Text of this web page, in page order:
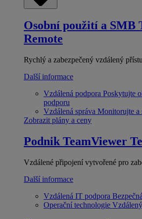
Osobní použití a SMB
Remote
Rychlý a zabezpečený vzdálený
Další informace
Vzdálená podpora Poskytujte
podporu
Vzdálená správa Monitorujte a
Zobrazit plány a ceny
Podnik TeamViewer
Vzdálené připojení vytvořené pro
Další informace
Vzdálená IT podpora
Operační technologie